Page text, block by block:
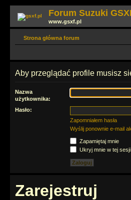
Forum Suzuki
www.gsxf.pl
Strona główna forum
Aby przeglądać profile musisz
Nazwa
użytkownika:
Hasło:
Zapomniałem hasła
Wyślij ponownie e-mail
Zapamiętaj mnie
Ukryj mnie w tej sesji
Zarejestruj